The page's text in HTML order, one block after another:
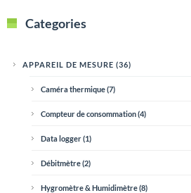
Categories
APPAREIL DE MESURE (36)
Caméra thermique(7)
Compteur de consommation(4)
Data logger(1)
Débitmètre(2)
Hygromètre & Humidimètre(8)